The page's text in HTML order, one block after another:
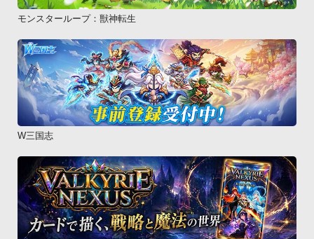
モンスターループ：獣神転生
W三国志